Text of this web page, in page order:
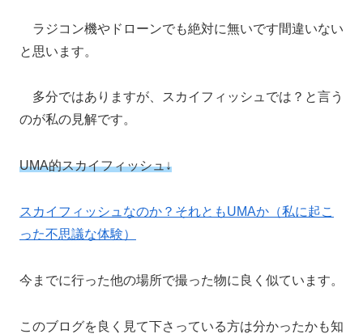
ラジコン機やドローンでも絶対に無いです間違いない
と思います。
多分ではありますが、スカイフィッシュでは？と言う
のが私の見解です。
UMA的スカイフィッシュ↓
スカイフィッシュなのか？それともUMAか（私に起こ
った不思議な体験）
今までに行った他の場所で撮った物に良く似ています。
このブログを良く見て下さっている方は分かったかも知